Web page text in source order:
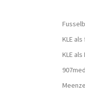
KLE
KLE als